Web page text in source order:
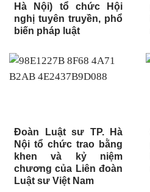
Hà Nội) tổ chức Hội
nghị tuyên truyền, phổ
biến pháp luật
Đoàn Luật sư TP. Hà
Nội tổ chức trao bằng
khen và kỷ niệm
chương của Liên đoàn
Luật sư Việt Nam